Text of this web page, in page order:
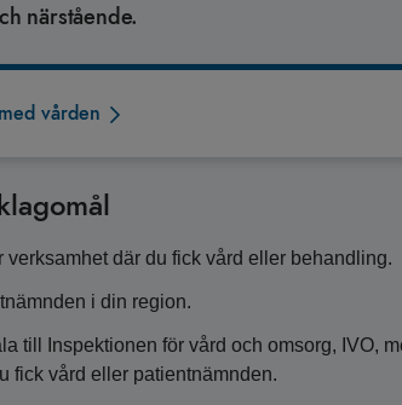
närstående.
vården
verksamhet där du fick vård eller behandling.
i din region.
till Inspektionen för vård och omsorg, IVO,
fick vård eller patientnämnden.